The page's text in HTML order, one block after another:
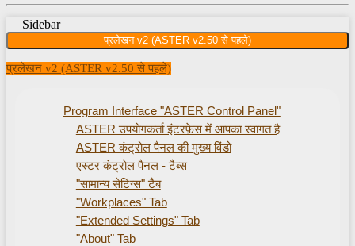
Sidebar
प्रलेखन v2 (ASTER v2.50 से पहले)
प्रलेखन v2 (ASTER v2.50 से पहले)
Program Interface "ASTER Control Panel"
ASTER उपयोगकर्ता इंटरफ़ेस में आपका स्वागत है
ASTER कंट्रोल पैनल की मुख्य विंडो
एस्टर कंट्रोल पैनल - टैब्स
"सामान्य सेटिंग्स" टैब
"Workplaces" Tab
"Extended Settings" Tab
"About" Tab